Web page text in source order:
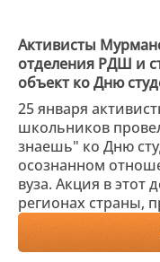
Активисты
отделения РДШ и
объект ко Дню
25 января
школьников
знаешь" ко Дню
осознанном
вуза. Акция в этот
регионах страны,